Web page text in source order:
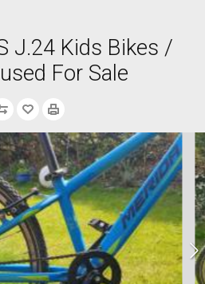
J.24 Kids Bikes /
For Sale